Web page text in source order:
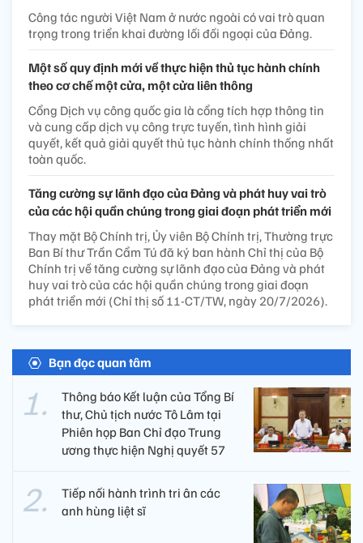
Công tác người Việt Nam ở nước ngoài có vai trò quan
trọng trong triển khai đường lối đối ngoại của Đảng.
Một số quy định mới về thực hiện thủ tục hành chính
theo cơ chế một cửa, một cửa liên thông
Cổng Dịch vụ công quốc gia là cổng tích hợp thông tin
và cung cấp dịch vụ công trực tuyến, tình hình giải
quyết, kết quả giải quyết thủ tục hành chính thống nhất
toàn quốc.
Tăng cường sự lãnh đạo của Đảng và phát huy vai trò
của các hội quần chúng trong giai đoạn phát triển mới
Thay mặt Bộ Chính trị, Ủy viên Bộ Chính trị, Thường trực
Ban Bí thư Trần Cẩm Tú đã ký ban hành Chỉ thị của Bộ
Chính trị về tăng cường sự lãnh đạo của Đảng và phát
huy vai trò của các hội quần chúng trong giai đoạn
phát triển mới (Chỉ thị số 11-CT/TW, ngày 20/7/2026).
Bạn đọc quan tâm
Thông báo Kết luận của Tổng Bí
thư, Chủ tịch nước Tô Lâm tại
Phiên họp Ban Chỉ đạo Trung
ương thực hiện Nghị quyết 57
Tiếp nối hành trình tri ân các
anh hùng liệt sĩ ​